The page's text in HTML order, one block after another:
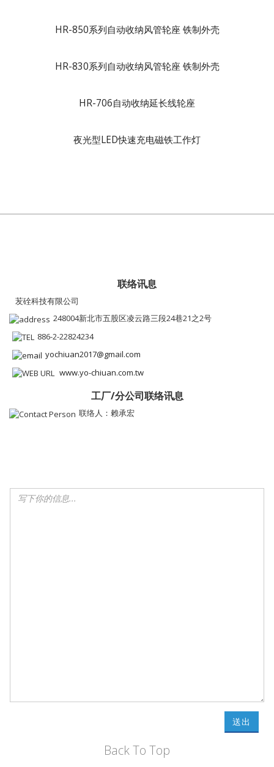
HR-850系列自动收纳风管轮座 铁制外壳
HR-830系列自动收纳风管轮座 铁制外壳
HR-706自动收纳延长线轮座
夜光型LED快速充电磁铁工作灯
联络讯息
苃硂科技有限公司
248004新北市五股区凌云路三段24巷21之2号
886-2-22824234
yochiuan2017@gmail.com
www.yo-chiuan.com.tw
工厂/分公司联络讯息
联络人：赖承宏
送出
Back To Top